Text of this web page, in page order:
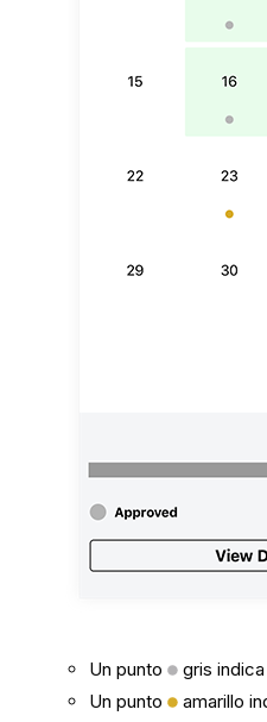
Un punto
gris
Un punto
amarillo